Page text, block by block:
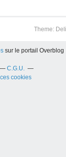
Theme:
sur le portail Overblog
C.G.U.
cookies